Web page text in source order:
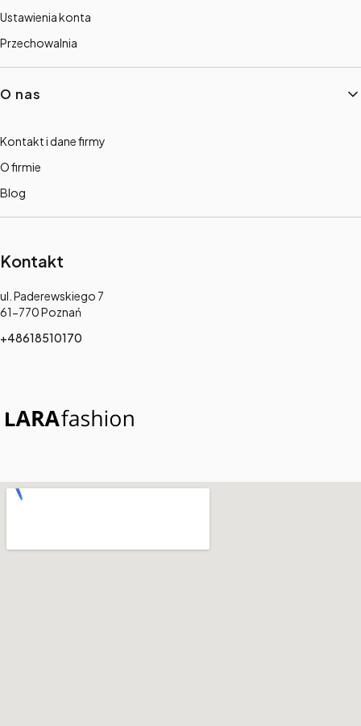
Ustawienia konta
Przechowalnia
O nas
Kontakt i dane firmy
O firmie
Blog
Kontakt
Adres:
ul. Paderewskiego 7
61-770 Poznań
+48618510170